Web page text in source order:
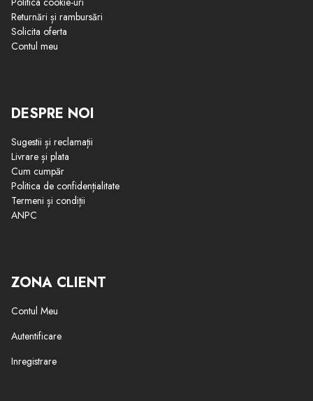
Returnări și rambursări
Solicita oferta
Contul meu
DESPRE NOI
Sugestii și reclamații
Livrare și plata
Cum cumpăr
Politica de confidențialitate
Termeni și condiții
ANPC
ZONA CLIENT
Contul Meu
Autentificare
Inregistrare